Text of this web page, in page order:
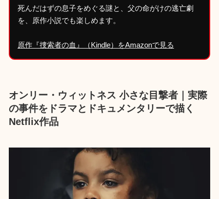
死んだはずの息子をめぐる謎と、父の命がけの逃亡劇
を、原作小説でも楽しめます。
原作『捜索者の血』（Kindle）をAmazonで見る
オンリー・ウィットネス 小さな目撃者｜実際
の事件をドラマとドキュメンタリーで描く
Netflix作品